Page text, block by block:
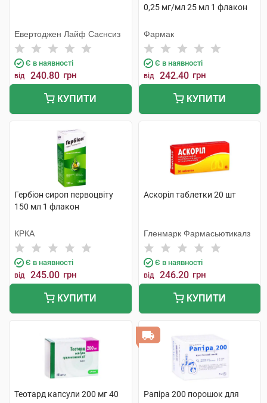
Евертоджен Лайф Саєнсиз
Є в наявності
від 240.80 грн
КУПИТИ
0,25 мг/мл 25 мл 1 флакон
Фармак
Є в наявності
від 242.40 грн
КУПИТИ
Гербіон сироп первоцвіту
150 мл 1 флакон
КРКА
Є в наявності
від 245.00 грн
КУПИТИ
Аскоріл таблетки 20 шт
Гленмарк Фармасьютикалз
Є в наявності
від 246.20 грн
КУПИТИ
Теотард капсули 200 мг 40
Рaпіра 200 порошок для